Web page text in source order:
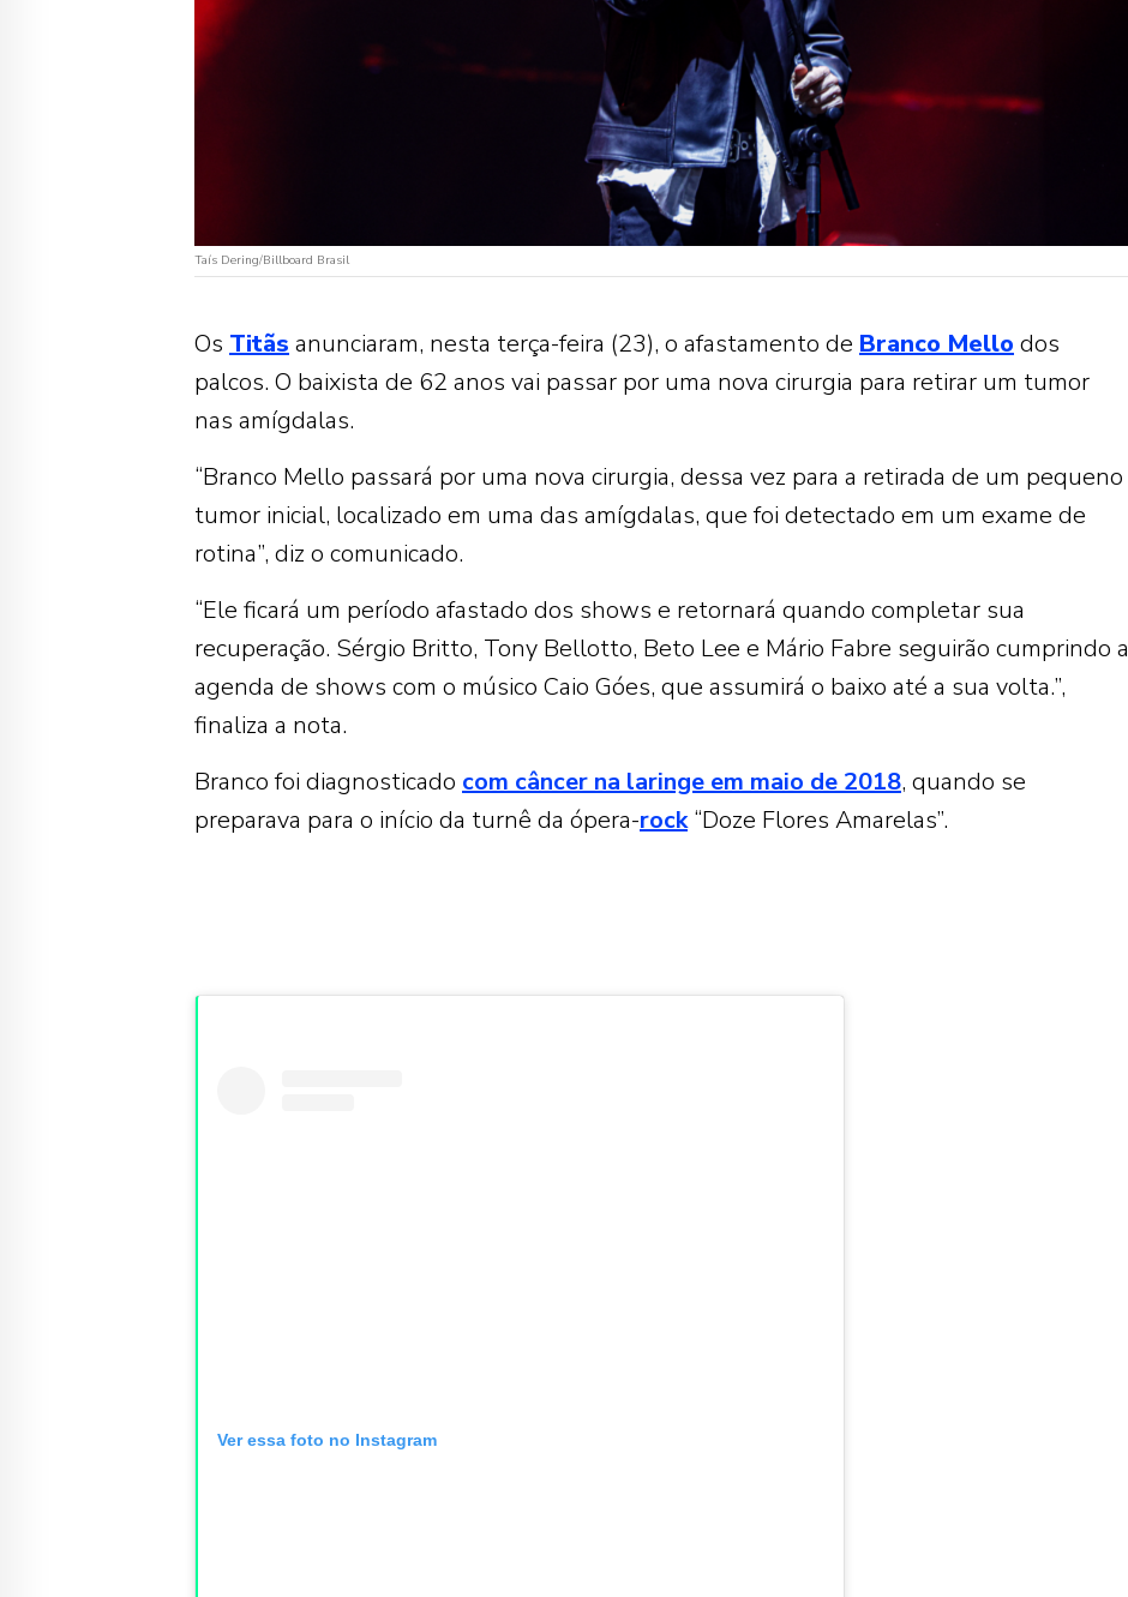
Taís Dering/Billboard Brasil
Os Titãs anunciaram, nesta terça-feira (23), o afastamento de Branco Mello dos
palcos. O baixista de 62 anos vai passar por uma nova cirurgia para retirar um tumor
nas amígdalas.
“Branco Mello passará por uma nova cirurgia, dessa vez para a retirada de um pequeno
tumor inicial, localizado em uma das amígdalas, que foi detectado em um exame de
rotina”, diz o comunicado.
“Ele ficará um período afastado dos shows e retornará quando completar sua
recuperação. Sérgio Britto, Tony Bellotto, Beto Lee e Mário Fabre seguirão cumprindo a
agenda de shows com o músico Caio Góes, que assumirá o baixo até a sua volta.”,
finaliza a nota.
Branco foi diagnosticado com câncer na laringe em maio de 2018, quando se
preparava para o início da turnê da ópera-rock“Doze Flores Amarelas”.
Ver essa foto no Instagram